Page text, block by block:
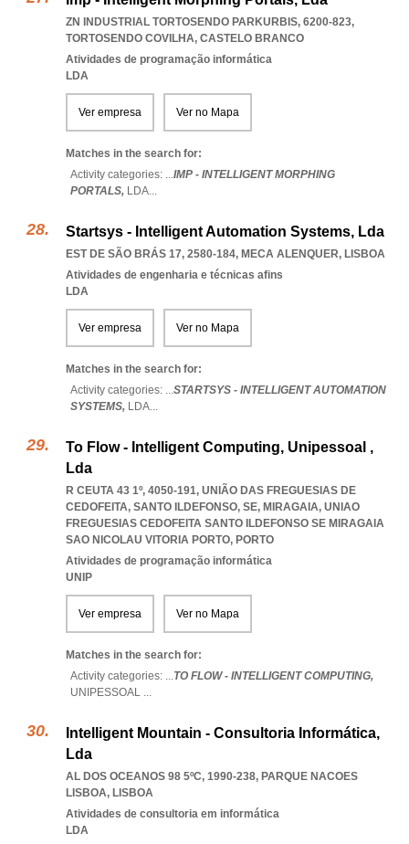
ZN INDUSTRIAL TORTOSENDO PARKURBIS, 6200-823,
TORTOSENDO COVILHA, CASTELO BRANCO
Atividades de programação informática
LDA
Ver empresa Ver no Mapa
Matches in the search for:
Activity categories: ...IMP - INTELLIGENT MORPHING
PORTALS, LDA...
Startsys - Intelligent Automation Systems, Lda
EST DE SÃO BRÁS 17, 2580-184, MECA ALENQUER, LISBOA
Atividades de engenharia e técnicas afins
LDA
Ver empresa Ver no Mapa
Matches in the search for:
Activity categories: ...STARTSYS - INTELLIGENT AUTOMATION
SYSTEMS, LDA...
To Flow - Intelligent Computing, Unipessoal ,
Lda
R CEUTA 43 1º, 4050-191, UNIÃO DAS FREGUESIAS DE
CEDOFEITA, SANTO ILDEFONSO, SE, MIRAGAIA, UNIAO
FREGUESIAS CEDOFEITA SANTO ILDEFONSO SE MIRAGAIA
SAO NICOLAU VITORIA PORTO, PORTO
Atividades de programação informática
UNIP
Ver empresa Ver no Mapa
Matches in the search for:
Activity categories: ...TO FLOW - INTELLIGENT COMPUTING,
UNIPESSOAL ...
Intelligent Mountain - Consultoria Informática,
Lda
AL DOS OCEANOS 98 5ºC, 1990-238, PARQUE NACOES
LISBOA, LISBOA
Atividades de consultoria em informática
LDA